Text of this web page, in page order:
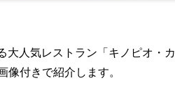
人気レストラン「キノピオ・
付きで紹介します。